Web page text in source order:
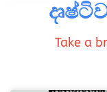
Take a